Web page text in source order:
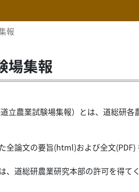
報
場集報
立農業試験場集報）とは、道総研各
全論文の要旨(html)および全文(PDF)
道総研農業研究本部の許可を得てく